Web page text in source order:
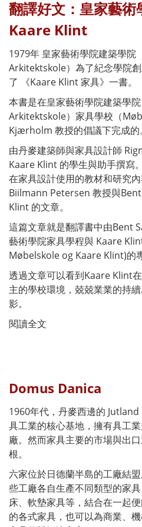
翻譯好文：皇家藝術
Kaare Klint
1979年 皇家藝術學院建築學
Arkitektskole）為了紀念學院
了
《Kaare Klint 家具》一書。
本書是在皇家藝術學院建築學
Arkitektskole）家具學校（
Kjærholm 教授的倡議下完成的。
由丹麥建築師與家具設計師
Kaare Klint 的學生與助手撰寫
在家具設計使用的教材和研究
Biilmann Petersen 教授與
Klint 的文章。
這篇文章就是翻譯書中由Bent
藝術學院家具學程與 Kaare
Møbelskole og Kaare Klint)的專
透過文章可以看到Kaare Klint
主的學校環境，兢兢業業的持
影。
閱讀全文
Domus Danica
1960年代，丹麥西邊的
具工業的核心基地，擁有具工
廠。然而家具主要的市場與出
根。
六家位於日德蘭半島的工廠結
些工廠各自生產不同類型的家具
床、軟墊家具等，結合在一起
的各式家具，也可以為商業、